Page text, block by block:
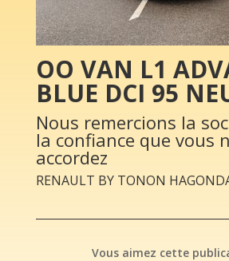
OO VAN L1
BLUE DCI 95
Nous remercions la
la confiance que vous
accordez
RENAULT BY TONON
Vous aimez cette